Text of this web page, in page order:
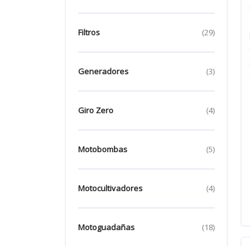
Filtros (29)
Generadores (3)
Giro Zero (4)
Motobombas (5)
Motocultivadores (4)
Motoguadañas (18)